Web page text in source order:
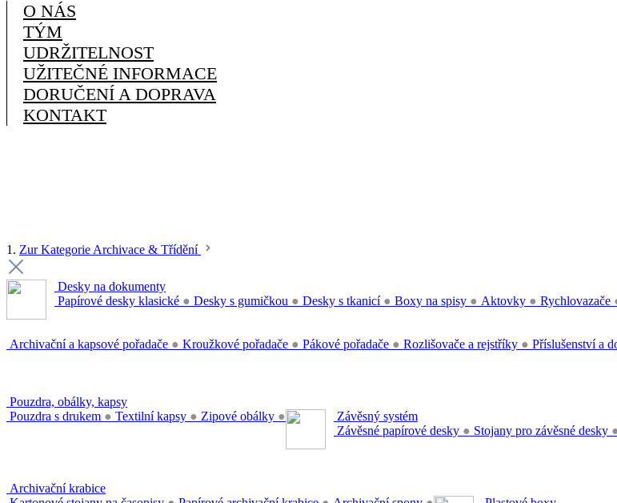
O NÁS
TÝM
UDRŽITELNOST
UŽITEČNÉ INFORMACE
DORUČENÍ A DOPRAVA
KONTAKT
1. Zur Kategorie Archivace & Třídění
Desky na dokumenty
Papírové desky klasické ● Desky s gumičkou ● Desky s tkanicí ● Boxy na spisy ● Aktovky ● Rychlovazače
Archivační a kapsové pořadače ● Kroužkové pořadače ● Pákové pořadače ● Rozlišovače a rejstříky ● Příslušenství a
Pouzdra, obálky, kapsy
Pouzdra s drukem ● Textilní kapsy ● Zipové obálky ●
Závěsný systém
Závěsné papírové desky ● Stojany pro závěsné desky
Archivační krabice